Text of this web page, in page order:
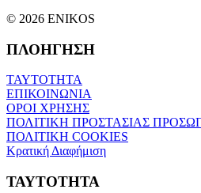
© 2026 ENIKOS
ΠΛΟΗΓΗΣΗ
ΤΑΥΤΟΤΗΤΑ
ΕΠΙΚΟΙΝΩΝΙΑ
ΟΡΟΙ ΧΡΗΣΗΣ
ΠΟΛΙΤΙΚΗ ΠΡΟΣΤΑΣΙΑΣ
ΠΟΛΙΤΙΚΗ COOKIES
Κρατική Διαφήμιση
ΤΑΥΤΟΤΗΤΑ